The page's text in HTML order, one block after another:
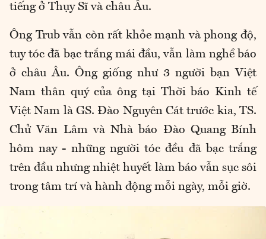
tiếng ở Thụy Sĩ và châu Âu.
Ông Trub vẫn còn rất khỏe mạnh và phong độ,
tuy tóc đã bạc trắng mái đầu, vẫn làm nghề báo
ở châu Âu. Ông giống như 3 người bạn Việt
Nam thân quý của ông tại Thời báo Kinh tế
Việt Nam là GS. Đào Nguyên Cát trước kia, TS.
Chử Văn Lâm và Nhà báo Đào Quang Bính
hôm nay - những người tóc đều đã bạc trắng
trên đầu nhưng nhiệt huyết làm báo vẫn sục sôi
trong tâm trí và hành động mỗi ngày, mỗi giờ.